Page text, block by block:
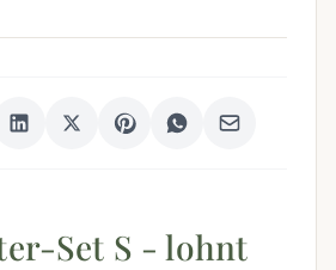
Set S - lohnt